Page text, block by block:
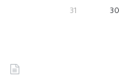
30
31